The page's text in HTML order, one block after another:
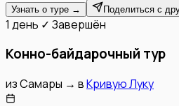
Узнать о туре → Поделиться с
1 день ✓ Завершён
Конно-байдарочный тур
изСамары → вКривую Луку